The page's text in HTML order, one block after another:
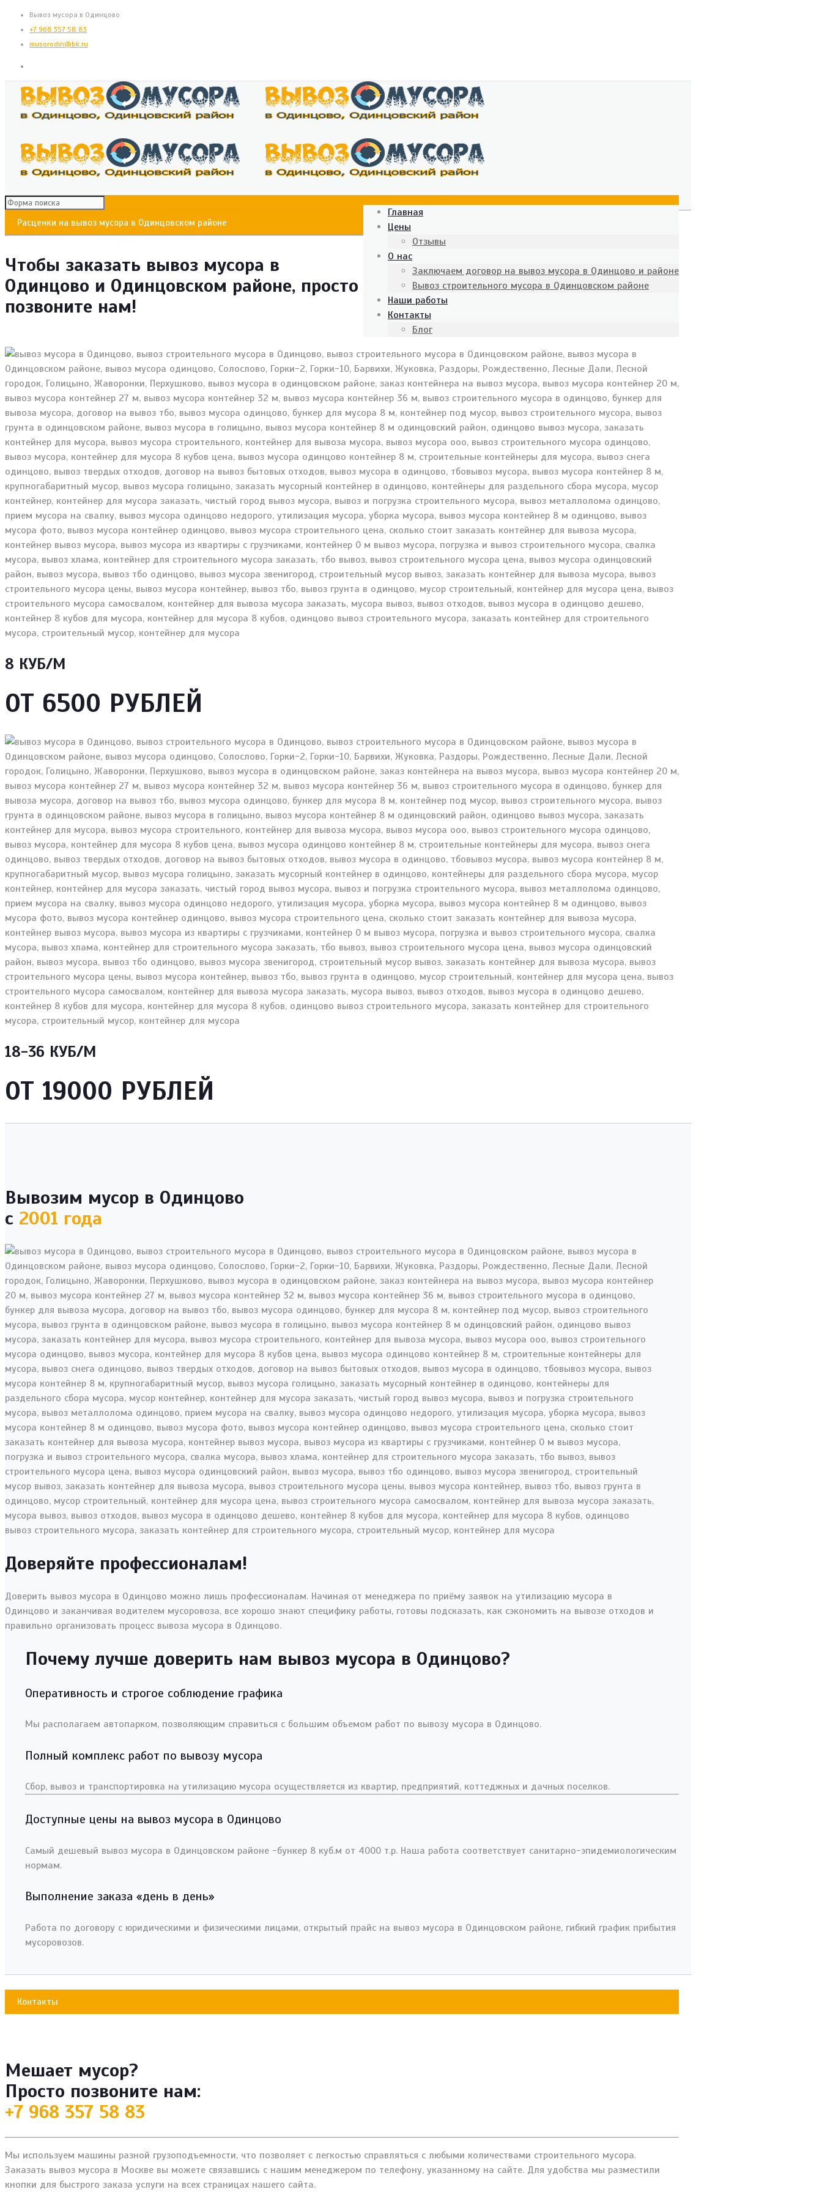
Вывоз мусора в Одинцово
+7 968 357 58 83
musorodin@bk.ru
Главная
Цены
Отзывы
О нас
Заключаем договор на вывоз мусора в Одинцово и районе
Вывоз строительного мусора в Одинцовском районе
Наши работы
Контакты
Блог
Расценки на вывоз мусора в Одинцовском районе
Чтобы заказать вывоз мусора в
Одинцово и Одинцовском районе, просто
позвоните нам!
8 КУБ/М
ОТ 6500 РУБЛЕЙ
18-36 КУБ/М
ОТ 19000 РУБЛЕЙ
Вывозим мусор в Одинцово
с 2001 года
Доверяйте профессионалам!
Доверить вывоз мусора в Одинцово можно лишь профессионалам. Начиная от менеджера по приёму заявок на утилизацию мусора в
Одинцово и заканчивая водителем мусоровоза, все хорошо знают специфику работы, готовы подсказать, как сэкономить на вывозе отходов и
правильно организовать процесс вывоза мусора в Одинцово.
Почему лучше доверить нам вывоз мусора в Одинцово?
Оперативность и строгое соблюдение графика
Мы располагаем автопарком, позволяющим справиться с большим объемом работ по вывозу мусора в Одинцово.
Полный комплекс работ по вывозу мусора
Сбор, вывоз и транспортировка на утилизацию мусора осуществляется из квартир, предприятий, коттеджных и дачных поселков.
Доступные цены на вывоз мусора в Одинцово
Самый дешевый вывоз мусора в Одинцовском районе -бункер 8 куб.м от 4000 т.р. Наша работа соответствует санитарно-эпидемиологическим
нормам.
Выполнение заказа «день в день»
Работа по договору с юридическими и физическими лицами, открытый прайс на вывоз мусора в Одинцовском районе, гибкий график прибытия
мусоровозов.
Контакты
Мешает мусор?
Просто позвоните нам:
+7 968 357 58 83
Мы используем машины разной грузоподъемности, что позволяет с легкостью справляться с любыми количествами строительного мусора.
Заказать вывоз мусора в Москве вы можете связавшись с нашим менеджером по телефону, указанному на сайте. Для удобства мы разместили
кнопки для быстрого заказа услуги на всех страницах нашего сайта.